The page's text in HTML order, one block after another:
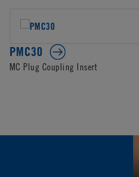
PMC30
MC Plug Coupling Insert